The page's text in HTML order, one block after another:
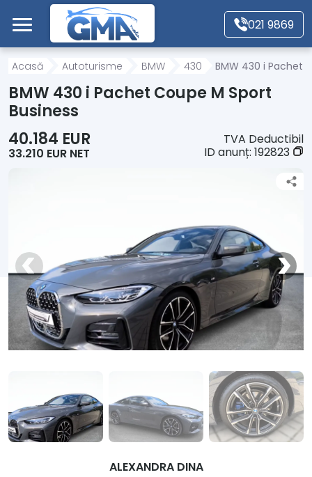
Mergi direct la conținutul principal
021 9869
Acasă
Autoturisme
Motociclete
Despre Noi
Contact
Acasă Autoturisme BMW 430 BMW 430 i Pachet
BMW 430 i Pachet Coupe M Sport
Business
40.184 EUR
33.210 EUR NET
TVA Deductibil
ID anunț: 192823
ALEXANDRA DINA